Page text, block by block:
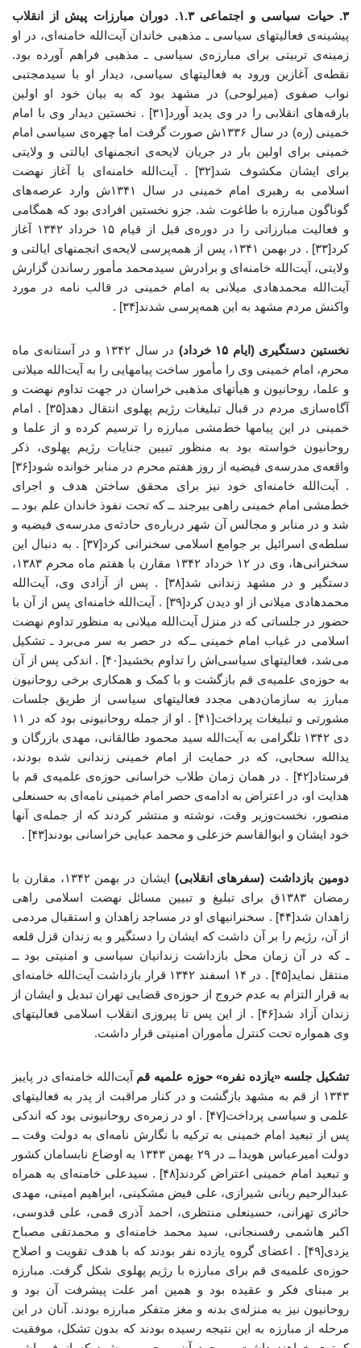
۳. حیات سیاسی و اجتماعی
۱.۳. دوران مبارزات پیش از انقلاب
پیشینه‌ی فعالیتهای سیاسی ـ مذهبی خاندان آیت‌الله خامنه‌ای، در او
زمینه‌ی تربیتی برای مبارزه‌ی سیاسی ـ مذهبی فراهم آورده بود.
نقطه‌ی آغازین ورود به فعالیتهای سیاسی، دیدار او با سیدمجتبی
نواب صفوی (میرلوحی) در مشهد بود که به بیان خود او اولین
بارقه‌های انقلابی را در وی پدید آورد[۳۱] . نخستین دیدار وی با امام
خمینی (ره) در سال ۱۳۳۶ش صورت گرفت اما چهره‌ی سیاسی امام
خمینی برای اولین بار در جریان لایحه‌ی انجمنهای ایالتی و ولایتی
برای ایشان مکشوف شد[۳۲] . آیت‌الله خامنه‌ای با آغاز نهضت
اسلامی به رهبری امام خمینی در سال ۱۳۴۱ش وارد عرصه‌های
گوناگون مبارزه با طاغوت شد. جزو نخستین افرادی بود که همگامی
و فعالیت مبارزاتی را در دوره‌ی قبل از قیام ۱۵ خرداد ۱۳۴۲ آغاز
کرد[۳۳] . در بهمن ۱۳۴۱، پس از همه‌پرسی لایحه‌ی انجمنهای ایالتی و
ولایتی، آیت‌الله خامنه‌ای و برادرش سیدمحمد مأمور رساندن گزارش
آیت‌الله محمدهادی میلانی به امام خمینی در قالب نامه در مورد
واکنش مردم مشهد به این همه‌پرسی شدند[۳۴] .
نخستین دستگیری (ایام ۱۵ خرداد)
در سال ۱۳۴۲ و در آستانه‌ی ماه
محرم، امام خمینی وی را مأمور ساخت پیامهایی را به آیت‌الله میلانی
و علما، روحانیون و هیأتهای مذهبی خراسان در جهت تداوم نهضت و
آگاه‌سازی مردم در قبال تبلیغات رژیم پهلوی انتقال دهد[۳۵] . امام
خمینی در این پیامها خط‌مشی مبارزه را ترسیم کرده و از علما و
روحانیون خواسته بود به منظور تبیین جنایات رژیم پهلوی، ذکر
واقعه‌ی مدرسه‌ی فیضیه از روز هفتم محرم در منابر خوانده شود[۳۶]
. آیت‌الله خامنه‌ای خود نیز برای محقق ساختن هدف و اجرای
خط‌مشی امام خمینی راهی بیرجند ــ که تحت نفوذ خاندان علم بود ــ
شد و در منابر و مجالس آن شهر درباره‌ی حادثه‌ی مدرسه‌ی فیضیه و
سلطه‌ی اسرائیل بر جوامع اسلامی سخنرانی کرد[۳۷] . به دنبال این
سخنرانی‌ها، وی در ۱۲ خرداد ۱۳۴۲ مقارن با هفتم ماه محرم ۱۳۸۳،
دستگیر و در مشهد زندانی شد[۳۸] . پس از آزادی وی، آیت‌الله
محمدهادی میلانی از او دیدن کرد[۳۹] . آیت‌الله خامنه‌ای پس از آن با
حضور در جلساتی که در منزل آیت‌الله میلانی به منظور تداوم نهضت
اسلامی در غیاب امام خمینی ــ‌که در حصر به سر می‌برد ـ تشکیل
می‌شد، فعالیتهای سیاسی‌اش را تداوم بخشید[۴۰] . اندکی پس از آن
به حوزه‌ی علمیه‌ی قم بازگشت و با کمک و همکاری برخی روحانیون
مبارز به سازمان‌دهی مجدد فعالیتهای سیاسی از طریق جلسات
مشورتی و تبلیغات پرداخت[۴۱] . او از جمله روحانیونی بود که در ۱۱
دی ۱۳۴۲ تلگرامی به آیت‌الله سید محمود طالقانی، مهدی بازرگان و
یدالله سحابی، که در حمایت از امام خمینی زندانی شده بودند،
فرستاد[۴۲] . در همان زمان طلاب خراسانی حوزه‌ی علمیه‌ی قم با
هدایت او، در اعتراض به ادامه‌ی حصر امام خمینی نامه‌ای به حسنعلی
منصور، نخست‌وزیر وقت، نوشته و منتشر کردند که از جمله‌ی آنها
خود ایشان و ابوالقاسم خزعلی و محمد عبایی خراسانی بودند[۴۳] .
دومین بازداشت (سفرهای انقلابی)
ایشان در بهمن ۱۳۴۲، مقارن با
رمضان ۱۳۸۳ق برای تبلیغ و تبیین مسائل نهضت اسلامی راهی
زاهدان شد[۴۴] . سخنرانیهای او در مساجد زاهدان و استقبال مردمی
از آن، رژیم را بر آن داشت که ایشان را دستگیر و به زندان قزل قلعه
ـ که در آن زمان محل بازداشت زندانیان سیاسی و امنیتی بود ــ
منتقل نماید[۴۵] . در ۱۴ اسفند ۱۳۴۲ قرار بازداشت آیت‌الله خامنه‌ای
به قرار التزام به عدم خروج از حوزه‌ی قضایی تهران تبدیل و ایشان از
زندان آزاد شد[۴۶] . از این پس تا پیروزی انقلاب اسلامی فعالیتهای
وی همواره تحت کنترل مأموران امنیتی قرار داشت.
تشکیل جلسه «یازده نفره» حوزه علمیه قم آیت‌الله خامنه‌ای در پاییز
۱۳۴۳ از قم به مشهد بازگشت و در کنار مراقبت از پدر به فعالیتهای
علمی و سیاسی پرداخت[۴۷] . او در زمره‌ی روحانیونی بود که اندکی
پس از تبعید امام خمینی به ترکیه با نگارش نامه‌ای به دولت وقت ــ
دولت امیرعباس هویدا ــ در ۲۹ بهمن ۱۳۴۳ به اوضاع نابسامان کشور
و تبعید امام خمینی اعتراض کردند[۴۸] . سیدعلی خامنه‌ای به همراه
عبدالرحیم ربانی شیرازی، علی فیض مشکینی، ابراهیم امینی، مهدی
حائری تهرانی، حسینعلی منتظری، احمد آذری قمی، علی قدوسی،
اکبر هاشمی رفسنجانی، سید محمد خامنه‌ای و محمدتقی مصباح
یزدی[۴۹] . اعضای گروه یازده نفر بودند که با هدف تقویت و اصلاح
حوزه‌ی علمیه‌ی قم برای مبارزه با رژیم پهلوی شکل گرفت. مبارزه
بر مبنای فکر و عقیده بود و همین امر علت پیشرفت آن بود و
روحانیون نیز به منزله‌ی بدنه و مغز متفکر مبارزه بودند. آنان در این
مرحله از مبارزه به این نتیجه رسیده بودند که بدون تشکل، موفقیت